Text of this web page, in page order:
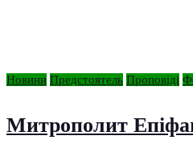
Новини Предстоятель Проповіді
Митрополит